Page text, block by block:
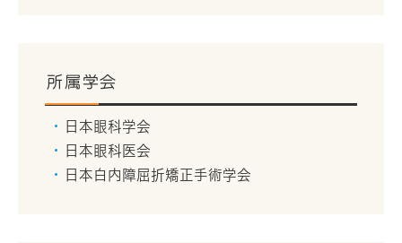
所属学会
日本眼科学会
日本眼科医会
日本白内障屈折矯正手術学会